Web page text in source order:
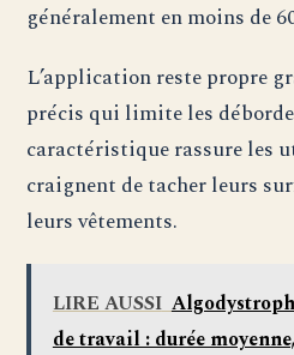
généralement en moins de
L’application reste propre
précis qui limite les
caractéristique rassure les
craignent de tacher leurs
leurs vêtements.
LIRE AUSSI
de travail : durée